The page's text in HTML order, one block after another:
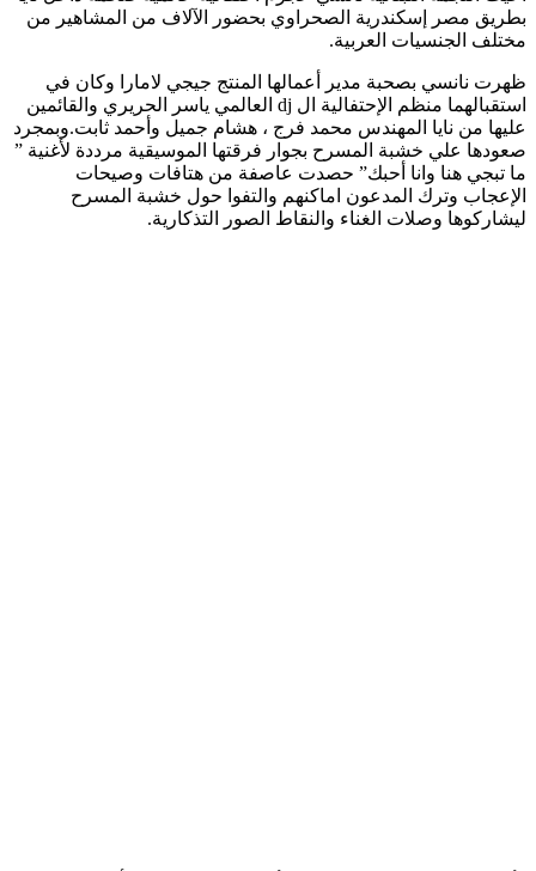
بطريق مصر إسكندرية الصحراوي بحضور الآلاف من المشاهير من
مختلف الجنسيات العربية.
ظهرت نانسي بصحبة مدير أعمالها المنتج جيجي لامارا وكان في
استقبالهما منظم الإحتفالية ال dj العالمي ياسر الحريري والقائمين
عليها من نايا المهندس محمد فرج ، هشام جميل وأحمد ثابت.وبمجرد
صعودها علي خشبة المسرح بجوار فرقتها الموسيقية مرددة لأغنية ”
ما تبجي هنا وانا أحبك” حصدت عاصفة من هتافات وصيحات
الإعجاب وترك المدعون اماكنهم والتفوا حول خشبة المسرح
ليشاركوها وصلات الغناء والنقاط الصور التذكارية.